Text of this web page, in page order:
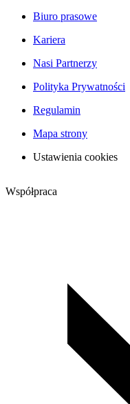
Biuro prasowe
Kariera
Nasi Partnerzy
Polityka Prywatności
Regulamin
Mapa strony
Ustawienia cookies
Współpraca